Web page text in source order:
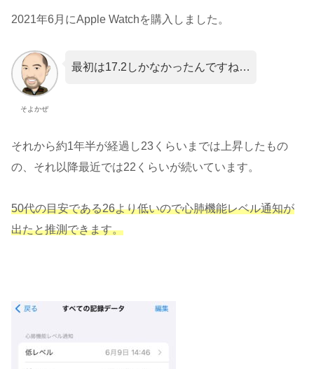
2021年6月にApple Watchを購入しました。
そよかぜ
最初は17.2しかなかったんですね…
それから約1年半が経過し23くらいまでは上昇したもの
の、それ以降最近では22くらいが続いています。
50代の目安である26より低いので心肺機能レベル通知が
出たと推測できます。